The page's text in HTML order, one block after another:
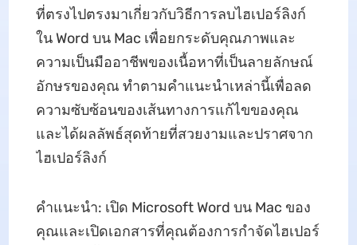
ที่ตรงไปตรงมาเกี่ยวกับวิธีการลบไฮเปอร์ลิงก์
ใน Word บน Mac เพื่อยกระดับคุณภาพและ
ความเป็นมืออาชีพของเนื้อหาที่เป็นลายลักษณ์
อักษรของคุณ ทําตามคําแนะนําเหล่านี้เพื่อลด
ความซับซ้อนของเส้นทางการแก้ไขของคุณ
และได้ผลลัพธ์สุดท้ายที่สวยงามและปราศจาก
ไฮเปอร์ลิงก์
คําแนะนํา: เปิด Microsoft Word บน Mac ของ
คุณและเปิดเอกสารที่คุณต้องการกําจัดไฮเปอร์